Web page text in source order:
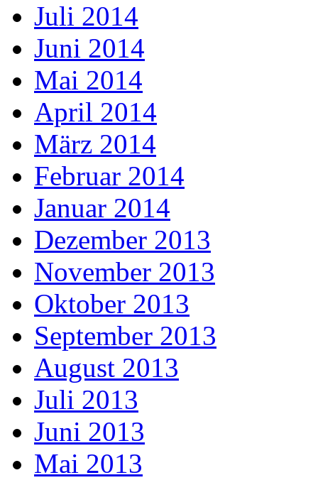
Juli 2014
Juni 2014
Mai 2014
April 2014
März 2014
Februar 2014
Januar 2014
Dezember 2013
November 2013
Oktober 2013
September 2013
August 2013
Juli 2013
Juni 2013
Mai 2013